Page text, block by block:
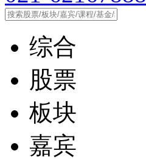
综合
股票
板块
嘉宾